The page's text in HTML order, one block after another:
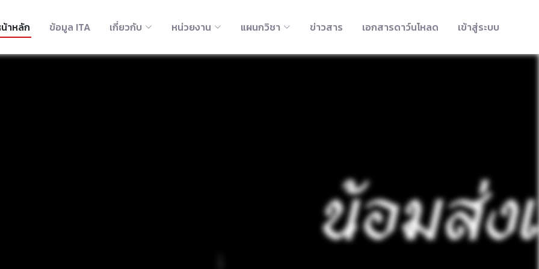
าหลัก ข้อมูล ITA เกี่ยวกับ หน่วยงาน แผนกวิชา ข่าวสาร เอกสารดาว์นโหลด เข้าสู่ระบบ